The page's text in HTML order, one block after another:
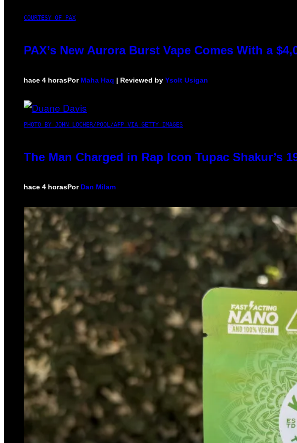
COURTESY OF PAX
PAX’s New Aurora Burst Vape Comes With a
hace 4 horasPor Maha Haq | Reviewed by Ysolt Usigan
PHOTO BY JOHN LOCHER/POOL/AFP VIA GETTY IMAGES
The Man Charged in Rap Icon Tupac Shakur’s
hace 4 horasPor Dan Milam